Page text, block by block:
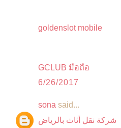
goldenslot mobile
GCLUB มือถือ
6/26/2017
sona said...
شركة نقل أثاث بالرياض